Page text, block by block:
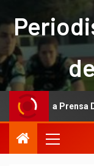
de la Prensa